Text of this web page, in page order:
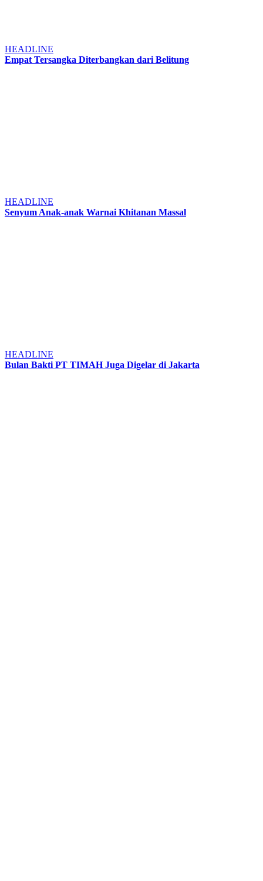
HEADLINE
Empat Tersangka Diterbangkan dari Belitung
HEADLINE
Senyum Anak-anak Warnai Khitanan Massal
HEADLINE
Bulan Bakti PT TIMAH Juga Digelar di Jakarta